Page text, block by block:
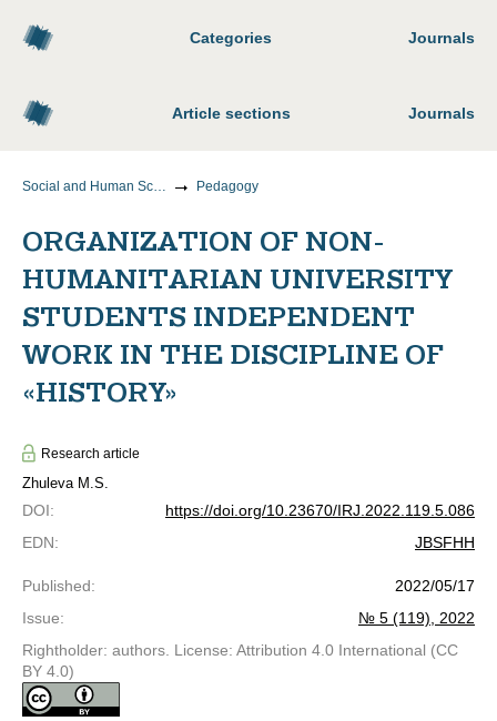
Categories Journals
Article sections Journals
Social and Human Sciences Pedagogy
ORGANIZATION OF NON-
HUMANITARIAN UNIVERSITY
STUDENTS INDEPENDENT
WORK IN THE DISCIPLINE OF
«HISTORY»
Research article
Zhuleva M.S.
DOI:
https://doi.org/10.23670/IRJ.2022.119.5.086
EDN: JBSFHH
Published:
2022/05/17
Issue:
№ 5 (119), 2022
Rightholder: authors. License: Attribution 4.0 International (CC
BY 4.0)